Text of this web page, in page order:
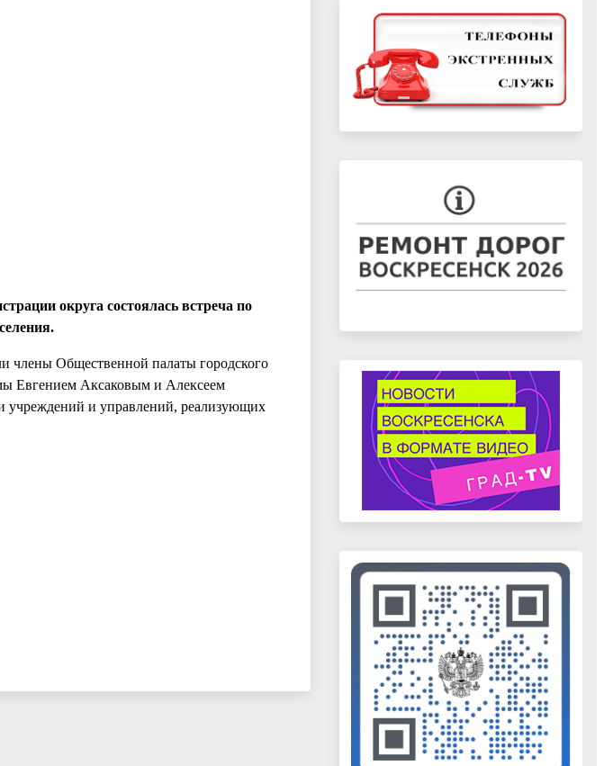
округа состоялась встреча по
члены Общественной палаты городского
Евгением Аксаковым и Алексеем
учреждений и управлений, реализующих